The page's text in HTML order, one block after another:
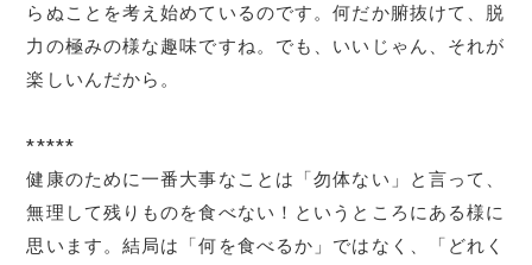
らぬことを考え始めているのです。何だか腑抜けて、脱
力の極みの様な趣味ですね。でも、いいじゃん、それが
楽しいんだから。
*****
健康のために一番大事なことは「勿体ない」と言って、
無理して残りものを食べない！というところにある様に
思います。結局は「何を食べるか」ではなく、「どれく